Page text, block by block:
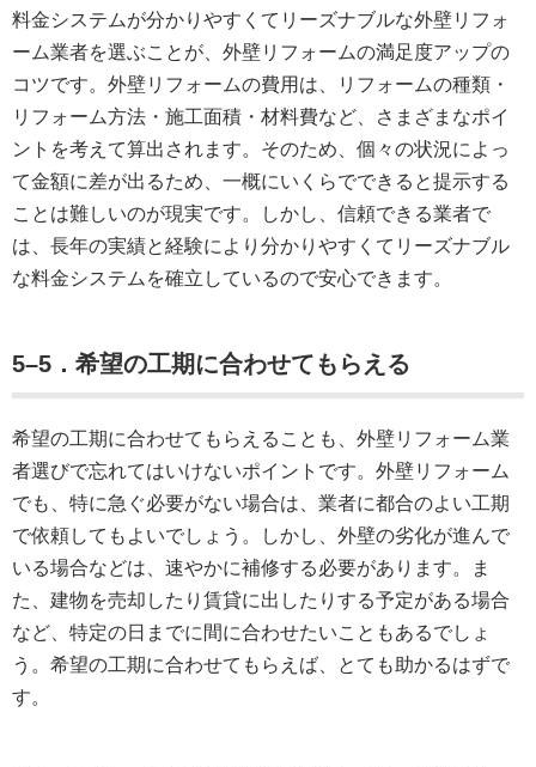
料金システムが分かりやすくてリーズナブルな外壁リフォ
ーム業者を選ぶことが、外壁リフォームの満足度アップの
コツです。外壁リフォームの費用は、リフォームの種類・
リフォーム方法・施工面積・材料費など、さまざまなポイ
ントを考えて算出されます。そのため、個々の状況によっ
て金額に差が出るため、一概にいくらでできると提示する
ことは難しいのが現実です。しかし、信頼できる業者で
は、長年の実績と経験により分かりやすくてリーズナブル
な料金システムを確立しているので安心できます。
5–5．希望の工期に合わせてもらえる
希望の工期に合わせてもらえることも、外壁リフォーム業
者選びで忘れてはいけないポイントです。外壁リフォーム
でも、特に急ぐ必要がない場合は、業者に都合のよい工期
で依頼してもよいでしょう。しかし、外壁の劣化が進んで
いる場合などは、速やかに補修する必要があります。ま
た、建物を売却したり賃貸に出したりする予定がある場合
など、特定の日までに間に合わせたいこともあるでしょ
う。希望の工期に合わせてもらえば、とても助かるはずで
す。